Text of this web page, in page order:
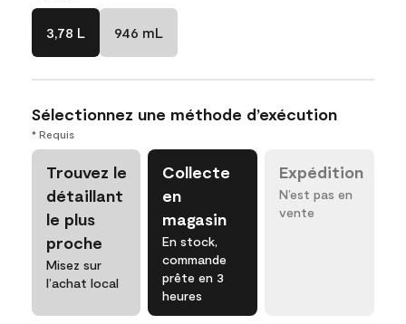
3,78 L 946 mL
Sélectionnez une méthode d’exécution
* Requis
Trouvez le
détaillant
le plus
proche
Misez sur
l’achat local
Collecte
en
magasin
En stock,
commande
prête en 3
heures
Expédition
N’est pas en
vente